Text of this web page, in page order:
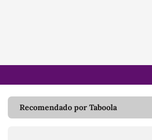
Recomendado por Taboola